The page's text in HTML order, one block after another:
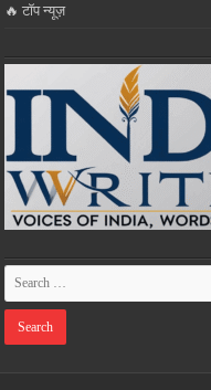
🔥 टॉप न्यूज़